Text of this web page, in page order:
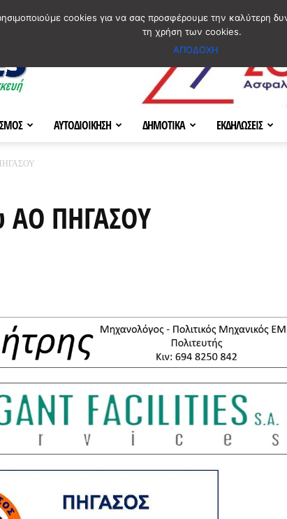
ΑΥΤΟΔΙΟΙΚΗΣΗ ΔΗΜΟΤΙΚΑ ΕΚΔΗΛΩΣΕΙΣ
ΑΟ ΠΗΓΑΣΟΥ
cookies για να σας προσφέρουμε την καλύτερη
τη χρήση των cookies.
ΑΠΟΔΟΧΗ